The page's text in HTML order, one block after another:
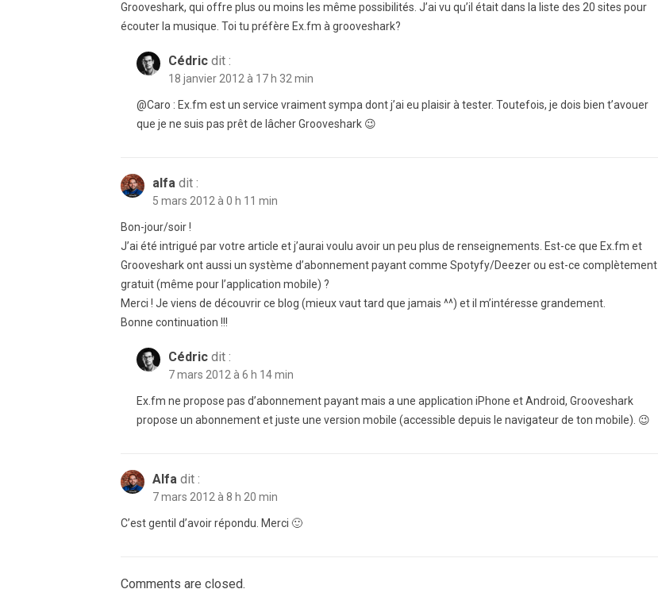
Grooveshark, qui offre plus ou moins les même possibilités. J’ai vu qu’il était dans la liste des 20 sites pour
écouter la musique. Toi tu préfère Ex.fm à grooveshark?
Cédric dit :
18 janvier 2012 à 17 h 32 min
@Caro : Ex.fm est un service vraiment sympa dont j’ai eu plaisir à tester. Toutefois, je dois bien t’avouer
que je ne suis pas prêt de lâcher Grooveshark 😉
alfa dit :
5 mars 2012 à 0 h 11 min
Bon-jour/soir !
J’ai été intrigué par votre article et j’aurai voulu avoir un peu plus de renseignements. Est-ce que Ex.fm et
Grooveshark ont aussi un système d’abonnement payant comme Spotyfy/Deezer ou est-ce complètement
gratuit (même pour l’application mobile) ?
Merci ! Je viens de découvrir ce blog (mieux vaut tard que jamais ^^) et il m’intéresse grandement.
Bonne continuation !!!
Cédric dit :
7 mars 2012 à 6 h 14 min
Ex.fm ne propose pas d’abonnement payant mais a une application iPhone et Android, Grooveshark
propose un abonnement et juste une version mobile (accessible depuis le navigateur de ton mobile). 😉
Alfa dit :
7 mars 2012 à 8 h 20 min
C’est gentil d’avoir répondu. Merci 🙂
Comments are closed.